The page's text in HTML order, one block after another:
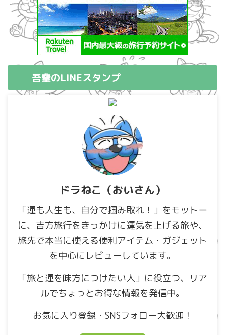
吾輩のLINEスタンプ
ドラねこ（おいさん）
「運も人生も、自分で掴み取れ！」をモットー
に、吉方旅行をきっかけに運気を上げる旅や、
旅先で本当に使える便利アイテム・ガジェット
を中心にレビューしています。
「旅と運を味方につけたい人」に役立つ、リア
ルでちょっとお得な情報を発信中。
お気に入り登録・SNSフォロー大歓迎！